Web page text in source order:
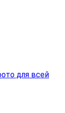
для всей